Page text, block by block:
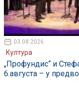
03.08.2026
Култура
„Профундис“ и
6.августа – у